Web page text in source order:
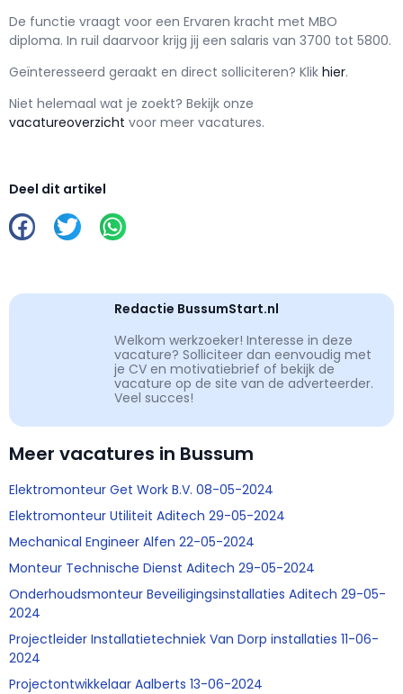
De functie vraagt voor een Ervaren kracht met MBO
diploma. In ruil daarvoor krijg jij een salaris van 3700 tot 5800.
Geïnteresseerd geraakt en direct solliciteren? Klik hier.
Niet helemaal wat je zoekt? Bekijk onze
vacatureoverzicht voor meer vacatures.
Deel dit artikel
Redactie BussumStart.nl
Welkom werkzoeker! Interesse in deze
vacature? Solliciteer dan eenvoudig met
je CV en motivatiebrief of bekijk de
vacature op de site van de adverteerder.
Veel succes!
Meer vacatures in Bussum
Elektromonteur Get Work B.V. 08-05-2024
Elektromonteur Utiliteit Aditech 29-05-2024
Mechanical Engineer Alfen 22-05-2024
Monteur Technische Dienst Aditech 29-05-2024
Onderhoudsmonteur Beveiligingsinstallaties Aditech 29-05-
2024
Projectleider Installatietechniek Van Dorp installaties 11-06-
2024
Projectontwikkelaar Aalberts 13-06-2024